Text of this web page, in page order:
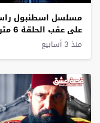
مسلسل اسطنبول
على عقب الحلقة 6 مترجم
منذ 3 أسابيع